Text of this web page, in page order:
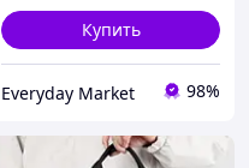
Купить
Everyday Market 98%